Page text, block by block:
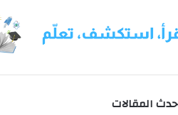
المقالات